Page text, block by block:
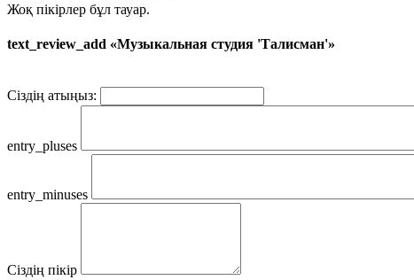
Жоқ пікірлер бұл тауар.
text_review_add «Музыкальная студия 'Талисман'»
Сіздің атыңыз:
entry_pluses
entry_minuses
Сіздің пікір